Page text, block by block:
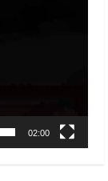
02:00